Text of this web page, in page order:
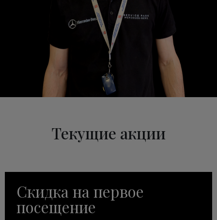
Текущие акции
Скидка на первое
посещение